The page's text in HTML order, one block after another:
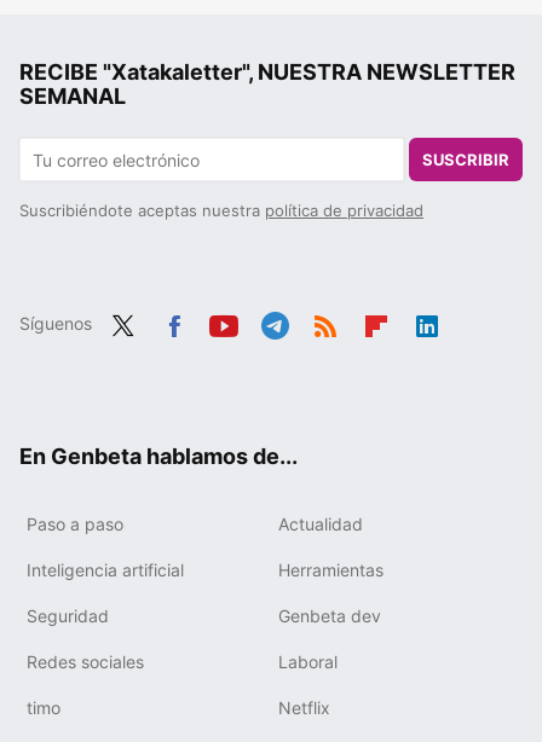
RECIBE "Xatakaletter", NUESTRA NEWSLETTER
SEMANAL
SUSCRIBIR
Suscribiéndote aceptas nuestra política de privacidad
Síguenos
En Genbeta hablamos de...
Paso a paso Actualidad
Inteligencia artificial Herramientas
Seguridad Genbeta dev
Redes sociales Laboral
timo Netflix